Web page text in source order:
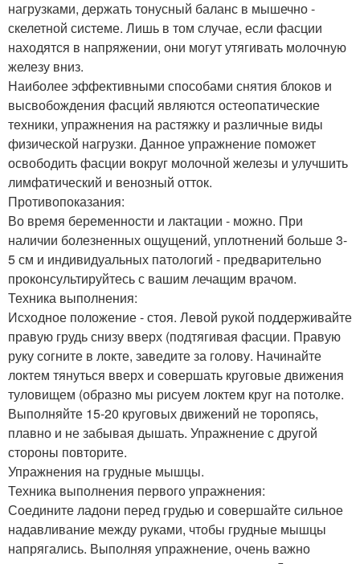
нагрузками, держать тонусный баланс в мышечно -
скелетной системе. Лишь в том случае, если фасции
находятся в напряжении, они могут утягивать молочную
железу вниз.
Наиболее эффективными способами снятия блоков и
высвобождения фасций являются остеопатические
техники, упражнения на растяжку и различные виды
физической нагрузки. Данное упражнение поможет
освободить фасции вокруг молочной железы и улучшить
лимфатический и венозный отток.
Противопоказания:
Во время беременности и лактации - можно. При
наличии болезненных ощущений, уплотнений больше 3-
5 см и индивидуальных патологий - предварительно
проконсультируйтесь с вашим лечащим врачом.
Техника выполнения:
Исходное положение - стоя. Левой рукой поддерживайте
правую грудь снизу вверх (подтягивая фасции. Правую
руку согните в локте, заведите за голову. Начинайте
локтем тянуться вверх и совершать круговые движения
туловищем (образно мы рисуем локтем круг на потолке.
Выполняйте 15-20 круговых движений не торопясь,
плавно и не забывая дышать. Упражнение с другой
стороны повторите.
Упражнения на грудные мышцы.
Техника выполнения первого упражнения:
Соедините ладони перед грудью и совершайте сильное
надавливание между руками, чтобы грудные мышцы
напрягались. Выполняя упражнение, очень важно